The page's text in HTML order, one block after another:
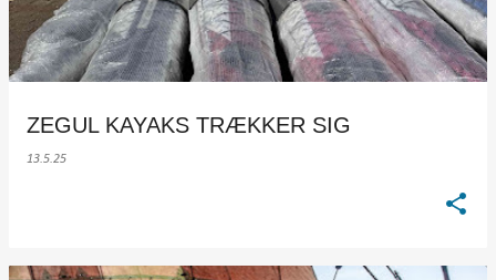
ZEGUL KAYAKS TRÆKKER SIG
13.5.25